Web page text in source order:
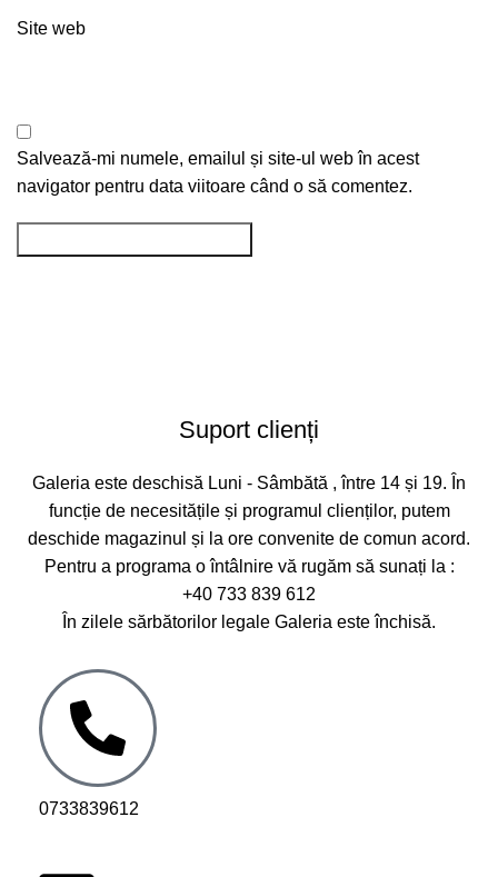
Site web
Salvează-mi numele, emailul și site-ul web în acest
navigator pentru data viitoare când o să comentez.
Suport clienți
Galeria este deschisă Luni - Sâmbătă , între 14 și 19. În
funcție de necesitățile și programul clienților, putem
deschide magazinul și la ore convenite de comun acord.
Pentru a programa o întâlnire vă rugăm să sunați la :
+40 733 839 612
În zilele sărbătorilor legale Galeria este închisă.
0733839612